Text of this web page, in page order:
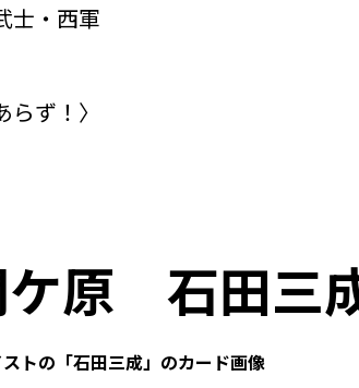
士・西軍
ず！〉
ケ原 石田三